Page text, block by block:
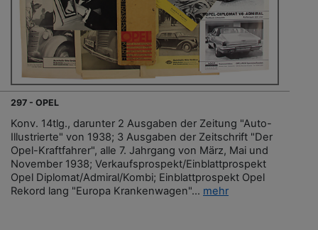
297 - OPEL
Konv. 14tlg., darunter 2 Ausgaben der Zeitung "Auto-
Illustrierte" von 1938; 3 Ausgaben der Zeitschrift "Der
Opel-Kraftfahrer", alle 7. Jahrgang von März, Mai und
November 1938; Verkaufsprospekt/Einblattprospekt
Opel Diplomat/Admiral/Kombi; Einblattprospekt Opel
Rekord lang "Europa Krankenwagen"... mehr